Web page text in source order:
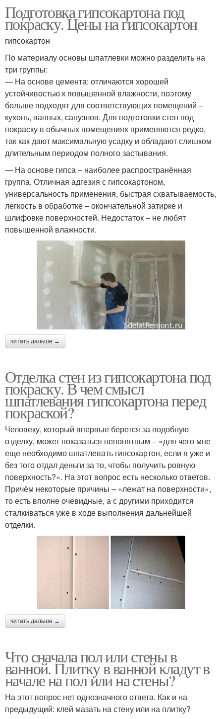
Подготовка гипсокартона под
покраску. Цены на гипсокартон
гипсокартон
По материалу основы шпатлевки можно разделить на
три группы:
— На основе цемента: отличаются хорошей
устойчивостью к повышенной влажности, поэтому
больше подходят для соответствующих помещений –
кухонь, ванных, санузлов. Для подготовки стен под
покраску в обычных помещениях применяются редко,
так как дают максимальную усадку и обладают слишком
длительным периодом полного застывания.
— На основе гипса – наиболее распространённая
группа. Отличная адгезия с гипсокартоном,
универсальность применения, быстрая схватываемость,
легкость в обработке – окончательной затирке и
шлифовке поверхностей. Недостаток – не любят
повышенной влажности.
читать дальше →
Отделка стен из гипсокартона под
покраску. В чем смысл
шпатлевания гипсокартона перед
покраской?
Человеку, который впервые берется за подобную
отделку, может показаться непонятным – «для чего мне
еще необходимо шпатлевать гипсокартон, если я уже и
без того отдал деньги за то, чтобы получить ровную
поверхность?». На этот вопрос есть несколько ответов.
Причём некоторые причины – «лежат на поверхности»,
то есть вполне очевидные, а с другими приходится
сталкиваться уже в ходе выполнения дальнейшей
отделки.
читать дальше →
Что сначала пол или стены в
ванной. Плитку в ванной кладут в
начале на пол или на стены?
На этот вопрос нет однозначного ответа. Как и на
предыдущий: клей мазать на стену или на плитку?